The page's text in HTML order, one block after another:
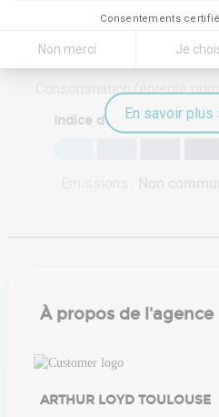
Consentements
Non merci Je
Notre plateforme vous permet
Diagnostic de performance
Consommation (énergie
Indice d'émission de gaz
En savoir plus
À propos de l'agence
ARTHUR LOYD TOULOUSE